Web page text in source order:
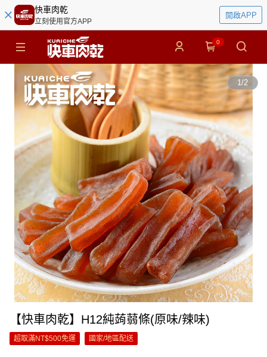
快車肉乾
立刻使用官方APP
開啟APP
0
1/2
【快車肉乾】H12純蒟蒻條(原味/辣味)
超取滿NT$500免運 國家/地區配送